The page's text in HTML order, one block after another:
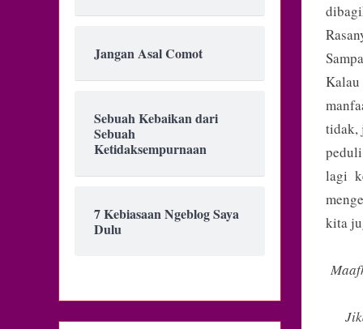
tidak,
lagi
kita
Jangan Asal Comot
Sebuah Kebaikan dari
Sebuah
Ketidaksempurnaan
7 Kebiasaan Ngeblog Saya
Dulu